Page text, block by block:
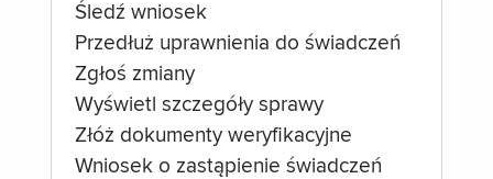
Śledź wniosek
Przedłuż uprawnienia do świadczeń
Zgłoś zmiany
Wyświetl szczegóły sprawy
Złóż dokumenty weryfikacyjne
Wniosek o zastąpienie świadczeń